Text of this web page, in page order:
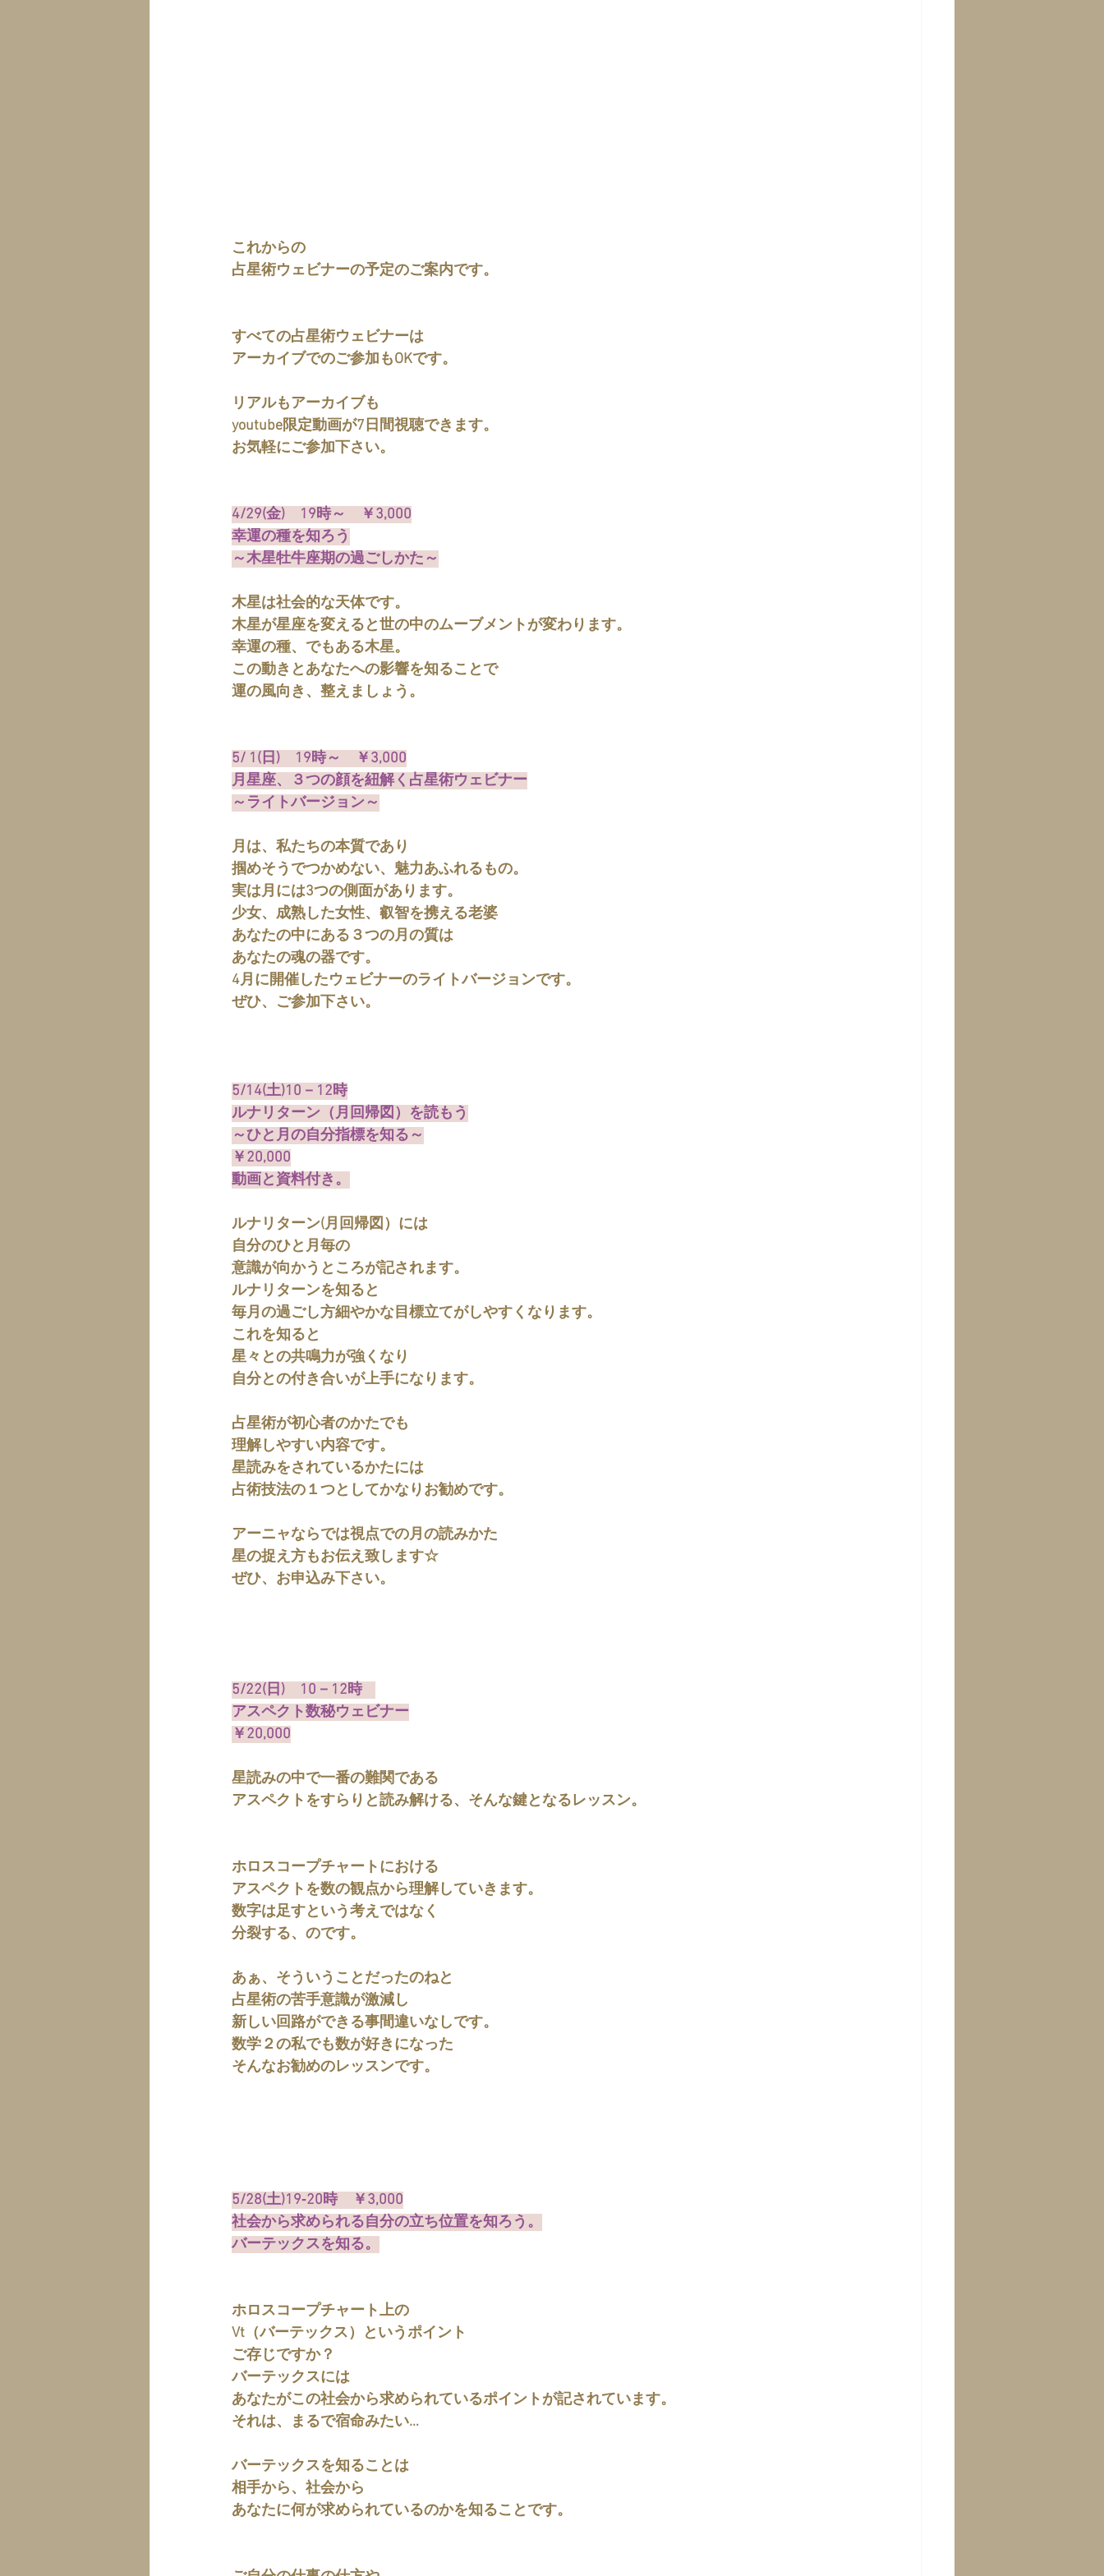
これからの
占星術ウェビナーの予定のご案内です。
すべての占星術ウェビナーは
アーカイブでのご参加もOKです。
リアルもアーカイブも
youtube限定動画が7日間視聴できます。
お気軽にご参加下さい。
4/29(金)　19時～　￥3,000
幸運の種を知ろう
～木星牡牛座期の過ごしかた～
木星は社会的な天体です。
木星が星座を変えると世の中のムーブメントが変わります。
幸運の種、でもある木星。
この動きとあなたへの影響を知ることで
運の風向き、整えましょう。
5/ 1(日)　19時～　￥3,000
月星座、３つの顔を紐解く占星術ウェビナー
～ライトバージョン～
月は、私たちの本質であり
掴めそうでつかめない、魅力あふれるもの。
実は月には3つの側面があります。
少女、成熟した女性、叡智を携える老婆
あなたの中にある３つの月の質は
あなたの魂の器です。
4月に開催したウェビナーのライトバージョンです。
ぜひ、ご参加下さい。
5/14(土)10－12時
ルナリターン（月回帰図）を読もう
～ひと月の自分指標を知る～
￥20,000
動画と資料付き。
ルナリターン(月回帰図）には
自分のひと月毎の
意識が向かうところが記されます。
ルナリターンを知ると
毎月の過ごし方細やかな目標立てがしやすくなります。
これを知ると
星々との共鳴力が強くなり
自分との付き合いが上手になります。
占星術が初心者のかたでも
理解しやすい内容です。
星読みをされているかたには
占術技法の１つとしてかなりお勧めです。
アーニャならでは視点での月の読みかた
星の捉え方もお伝え致します☆
ぜひ、お申込み下さい。
5/22(日)　10－12時
アスペクト数秘ウェビナー
￥20,000
星読みの中で一番の難関である
アスペクトをすらりと読み解ける、そんな鍵となるレッスン。
ホロスコープチャートにおける
アスペクトを数の観点から理解していきます。
数字は足すという考えではなく
分裂する、のです。
あぁ、そういうことだったのねと
占星術の苦手意識が激減し
新しい回路ができる事間違いなしです。
数学２の私でも数が好きになった
そんなお勧めのレッスンです。
5/28(土)19‐20時　￥3,000
社会から求められる自分の立ち位置を知ろう。
バーテックスを知る。
ホロスコープチャート上の
Vt（バーテックス）というポイント
ご存じですか？
バーテックスには
あなたがこの社会から求められているポイントが記されています。
それは、まるで宿命みたい…
バーテックスを知ることは
相手から、社会から
あなたに何が求められているのかを知ることです。